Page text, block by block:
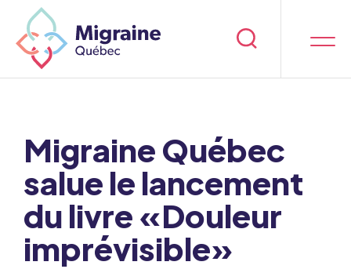
Migraine Québec
salue le lancement
du livre «Douleur
imprévisible»